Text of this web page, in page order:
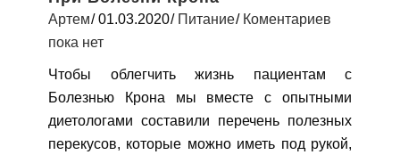
Артем 01.03.2020 Питание
Коментариев
пока нет
Чтобы облегчить жизнь пациентам с
Болезнью Крона мы вместе с опытными
диетологами составили перечень полезных
перекусов, которые можно иметь под рукой,